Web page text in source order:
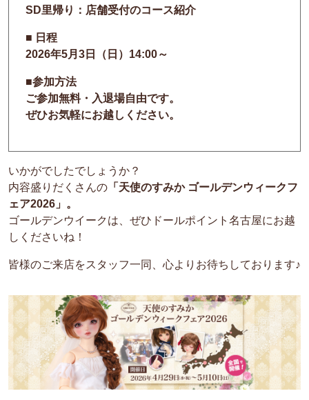
SD里帰り： 店舗受付のコース紹介
■ 日程
2026年5月3日（日）14:00～
■参加方法
ご参加無料・入退場自由です。
ぜひお気軽にお越しください。
いかがでしたでしょうか？
内容盛りだくさんの 「天使のすみか ゴールデンウィークフ
ェア2026」。
ゴールデンウイークは、ぜひドールポイント名古屋にお越
しくださいね！
皆様のご来店をスタッフ一同、心よりお待ちしております♪